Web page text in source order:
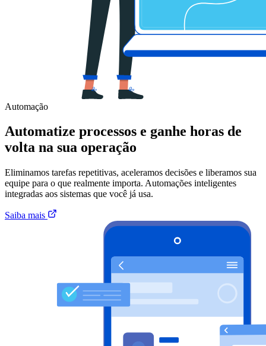
Automação
Automatize processos e ganhe horas de
volta na sua operação
Eliminamos tarefas repetitivas, aceleramos decisões e liberamos sua
equipe para o que realmente importa. Automações inteligentes
integradas aos sistemas que você já usa.
Saiba mais